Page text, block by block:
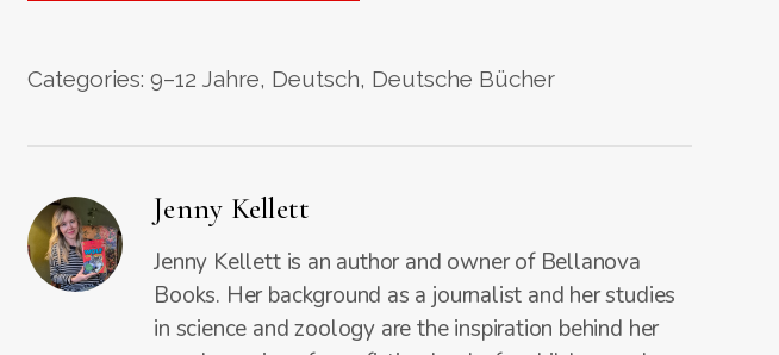
Categories:9–12 Jahre, Deutsch, Deutsche Bücher
Jenny Kellett
Jenny Kellett is an author and owner of Bellanova
Books. Her background as a journalist and her studies
in science and zoology are the inspiration behind her